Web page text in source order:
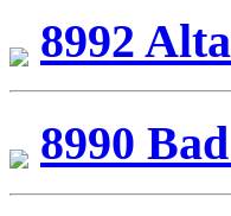
8992
8990